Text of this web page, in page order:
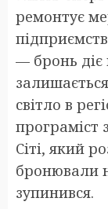
ремонтує
— бронь діє
світло в
програміст
Сіті, який
бронювали
зупинився.